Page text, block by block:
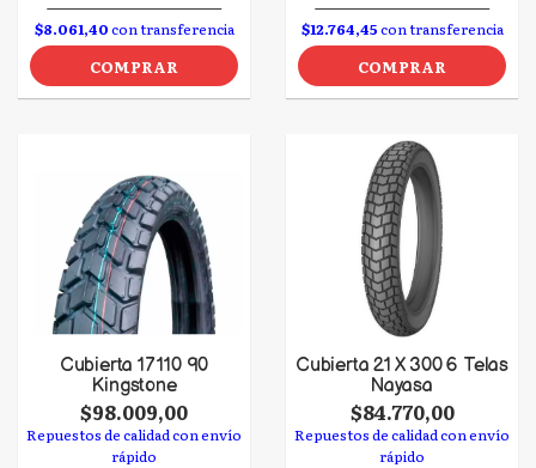
$8.061,40con transferencia
COMPRAR
$12.764,45con transferencia
COMPRAR
Cubierta 17 110 90
Kingstone
$98.009,00
Repuestos de calidad con envío
rápido
Cubierta 21 X 300 6 Telas
Nayasa
$84.770,00
Repuestos de calidad con envío
rápido